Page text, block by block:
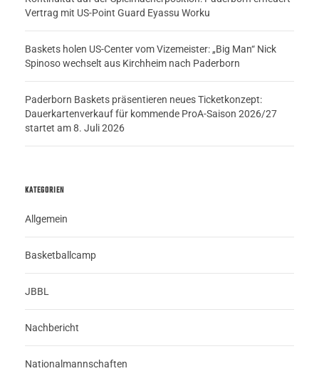
Vertrag mit US-Point Guard Eyassu Worku
Baskets holen US-Center vom Vizemeister: „Big Man“ Nick
Spinoso wechselt aus Kirchheim nach Paderborn
Paderborn Baskets präsentieren neues Ticketkonzept:
Dauerkartenverkauf für kommende ProA-Saison 2026/27
startet am 8. Juli 2026
KATEGORIEN
Allgemein
Basketballcamp
JBBL
Nachbericht
Nationalmannschaften